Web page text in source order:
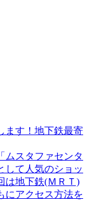
ます！地下鉄最寄
ムスタファセンタ
して人気のショッ
は地下鉄(ＭＲＴ)
にアクセス方法を